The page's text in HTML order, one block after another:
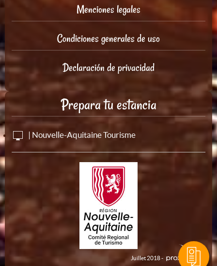
Menciones legales
Condiciones generales de uso
Declaración de privacidad
Prepara tu estancia
| Nouvelle-Aquitaine Tourisme
Juillet 2018 -